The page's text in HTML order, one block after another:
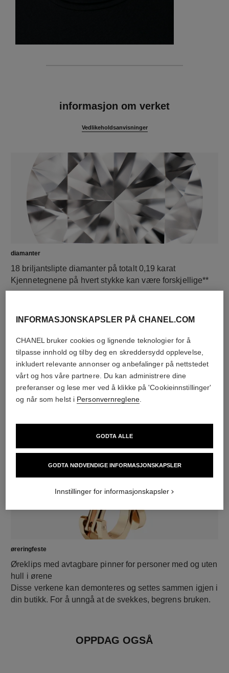
informasjon om verket
Vedlikeholdsanvisninger
diamanter
18 briljantslipte diamanter på totalt 0,19 karat
Kjennetegnene på hvert stykke kan være forskjellige**
18 K BEIGE GULL
øreringfeste
Øreklips med avtagbare pinner for personer med og uten
hull i ørene
Disse verkene kan demonteres og settes sammen igjen i
din butikk. For å unngå at de svekkes, begrens bruken.
OPPDAG OGSÅ
INFORMASJONSKAPSLER PÅ CHANEL.COM
CHANEL bruker cookies og lignende teknologier for å
tilpasse innhold og tilby deg en skreddersydd opplevelse,
inkludert relevante annonser og anbefalinger på nettstedet
vårt og hos våre partnere. Du kan administrere dine
preferanser og lese mer ved å klikke på 'Cookieinnstillinger'
og når som helst i Personvernreglene.
GODTA NØDVENDIGE INFORMASJONSKAPSLER
GODTA ALLE
Innstillinger for informasjonskapsler